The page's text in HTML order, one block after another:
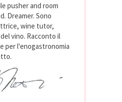
pusher and room
Dreamer. Sono
wine tutor,
vino. Racconto il
per l'enogastronomia